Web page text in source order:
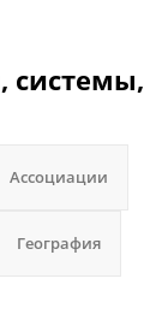
системы,
Ассоциации
География